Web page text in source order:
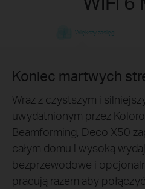
Większy zasięg
Koniec martwych
Wraz z czystszym i
uwydatnionym przez
Beamforming, Deco X50
całym domu i wysoką
bezprzewodowe i
pracują razem aby